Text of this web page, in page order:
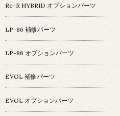
Re-R HYBRID オプションパーツ
LP-86 補修パーツ
LP-86 オプションパーツ
EVOL 補修パーツ
EVOL オプションパーツ